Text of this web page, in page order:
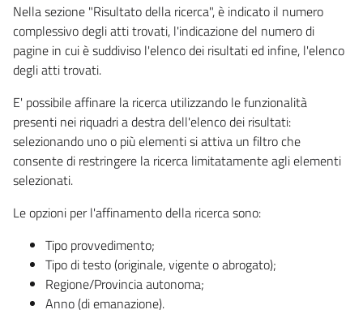
Nella sezione "Risultato della ricerca", è indicato il numero
complessivo degli atti trovati, l'indicazione del numero di
pagine in cui è suddiviso l'elenco dei risultati ed infine, l'elenco
degli atti trovati.
E' possibile affinare la ricerca utilizzando le funzionalità
presenti nei riquadri a destra dell'elenco dei risultati:
selezionando uno o più elementi si attiva un filtro che
consente di restringere la ricerca limitatamente agli elementi
selezionati.
Le opzioni per l'affinamento della ricerca sono:
Tipo provvedimento;
Tipo di testo (originale, vigente o abrogato);
Regione/Provincia autonoma;
Anno (di emanazione).